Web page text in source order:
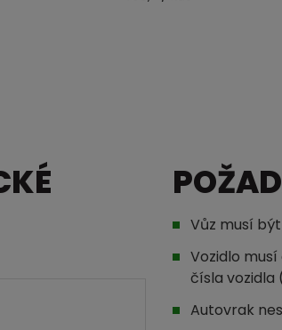
Vůz musí
Vozidlo
čísla vozidla
Autovrak